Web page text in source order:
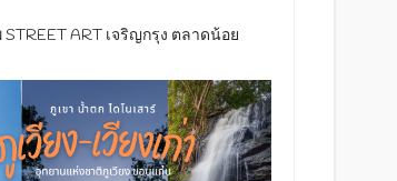
ART เจริญกรุง ตลาดน้อย